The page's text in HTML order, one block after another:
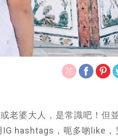
老婆大人，是常識吧！但
hashtags，呃多啲like，